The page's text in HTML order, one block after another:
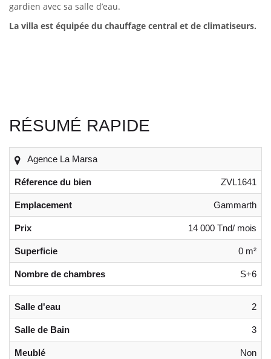
gardien avec sa salle d’eau.
La villa est équipée du chauffage central et de climatiseurs.
RÉSUMÉ RAPIDE
Agence La Marsa
Réference du bien ZVL1641
Emplacement Gammarth
Prix 14 000 Tnd/ mois
Superficie 0 m²
Nombre de chambres S+6
Salle d'eau 2
Salle de Bain 3
Meublé Non